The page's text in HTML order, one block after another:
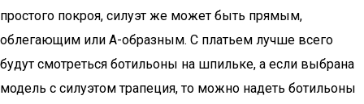
простого покроя, силуэт же может быть прямым,
облегающим или А-образным. С платьем лучше всего
будут смотреться ботильоны на шпильке, а если выбрана
модель с силуэтом трапеция, то можно надеть ботильоны